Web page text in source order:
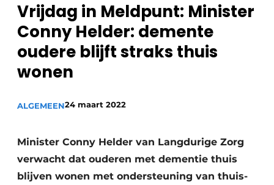
Jubileumboek
Meest gelezen
Nieuwsbrief
Podcasts
Vacatures
Video’s
Ziekenhuizen
Woonzorg & Verpleeghuizen
Laboratoria
Vrijdag in Meldpunt: Minister
Conny Helder: demente
oudere blijft straks thuis
wonen
ALGEMEEN24 maart 2022
Minister Conny Helder van Langdurige Zorg
verwacht dat ouderen met dementie thuis
blijven wonen met ondersteuning van thuis-